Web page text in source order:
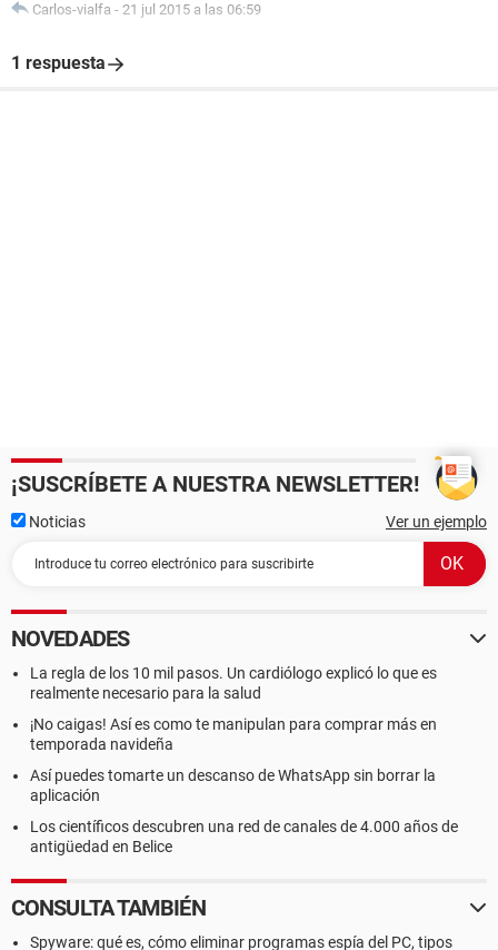
Carlos-vialfa - 21 jul 2015 a las 06:59
1 respuesta
¡SUSCRÍBETE A NUESTRA NEWSLETTER!
Noticias Ver un ejemplo
NOVEDADES
La regla de los 10 mil pasos. Un cardiólogo explicó lo que es
realmente necesario para la salud
¡No caigas! Así es como te manipulan para comprar más en
temporada navideña
Así puedes tomarte un descanso de WhatsApp sin borrar la
aplicación
Los científicos descubren una red de canales de 4.000 años de
antigüedad en Belice
CONSULTA TAMBIÉN
Spyware: qué es, cómo eliminar programas espía del PC, tipos